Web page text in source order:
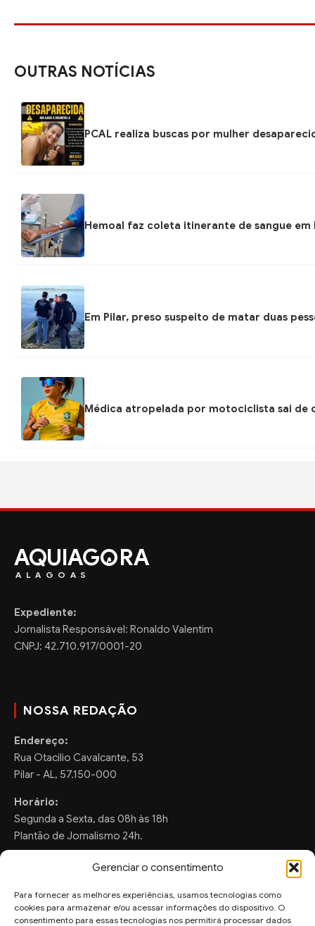
Gerenciar o consentimento
Para fornecer as melhores experiências, usamos tecnologias como
cookies para armazenar e/ou acessar informações do dispositivo. O
consentimento para essas tecnologias nos permitirá processar dados
OUTRAS NOTÍCIAS
PCAL realiza buscas por mulher
Hemoal faz coleta itinerante de sangue em
Em Pilar, preso suspeito de matar duas
Médica atropelada por motociclista sai de
AQUIAG RA
ALAGOAS
Expediente:
Jornalista Responsável: Ronaldo Valentim
CNPJ: 42.710.917/0001-20
NOSSA REDAÇÃO
Endereço:
Rua Otacilio Cavalcante, 53
Pilar - AL, 57.150-000
Horário:
Segunda a Sexta, das 08h às 18h
Plantão de Jornalismo 24h.
FALE CONOSCO